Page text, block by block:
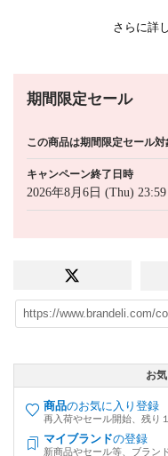
さらに詳
期間限定セール
この商品は期間限定セール対
キャンペーン終了日時
2026年8月6日 (Thu) 23:59
お
商品のお気に入り登録
再入荷やセール開始、残り
マイブランドの登録
新商品やセール等、ブラン